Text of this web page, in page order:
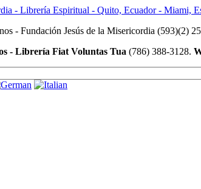
(593)(2)
(786) 388-3128.